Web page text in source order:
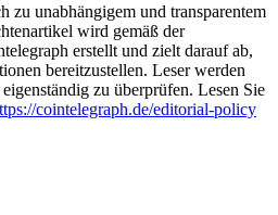
zu unabhängigem und transparentem
wird gemäß der
erstellt und zielt darauf ab,
bereitzustellen. Leser werden
zu überprüfen. Lesen Sie
cointelegraph.de/editorial-policy